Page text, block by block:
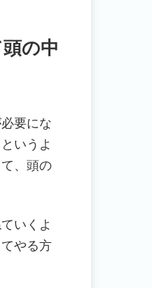
の中
要にな
いうよ
、頭の
いくよ
やる方